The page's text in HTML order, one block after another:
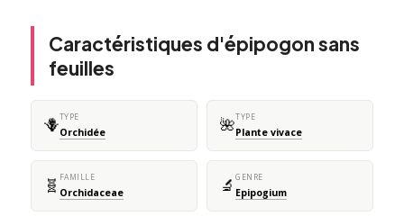
Caractéristiques d'épipogon sans
feuilles
🪻TYPE
Orchidée 🌺TYPE
Plante vivace
🧬 FAMILLE
Orchidaceae 🔬 GENRE
Epipogium